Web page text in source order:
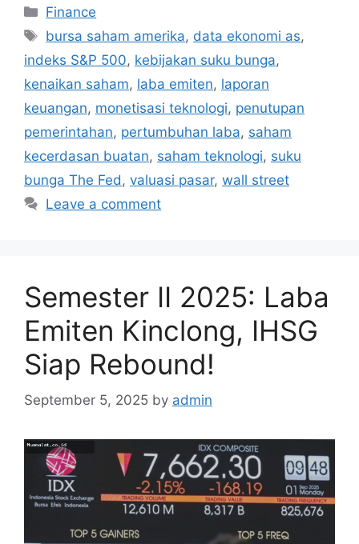
Categories
Finance
Tags
bursa saham amerika, data ekonomi as,
indeks S&P 500, kebijakan suku bunga,
kenaikan saham, laba emiten, laporan
keuangan, monetisasi teknologi, penutupan
pemerintahan, pertumbuhan laba, saham
kecerdasan buatan, saham teknologi, suku
bunga The Fed, valuasi pasar, wall street
Leave a comment
Semester II 2025: Laba
Emiten Kinclong, IHSG
Siap Rebound!
September 5, 2025 by admin